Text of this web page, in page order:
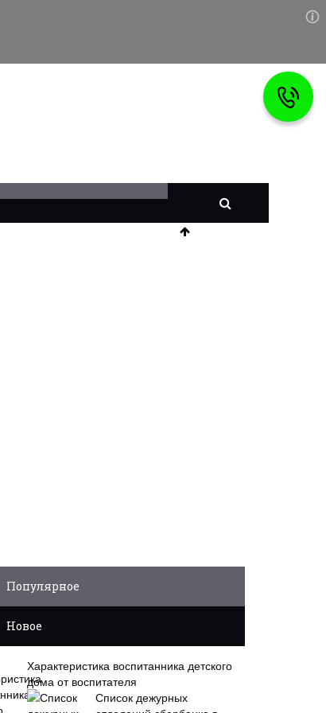
Популярное
Новое
Характеристика воспитанника детского
дома от воспитателя
Список дежурных